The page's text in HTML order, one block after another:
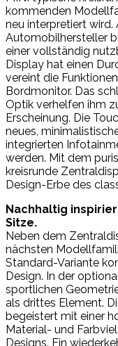
kommenden
neu interpretiert
Automobilhersteller
einer vollständig
Display hat einen
vereint die
Bordmonitor. Das
Optik verhelfen ihm
Erscheinung. Die
neues,
integrierten
werden. Mit dem
kreisrunde
Design-Erbe des
Nachhaltig
Sitze.
Neben dem
nächsten
Standard-Variante
Design. In der
sportlichen
als drittes Element.
begeistert mit einer
Material- und
Designs. Ein